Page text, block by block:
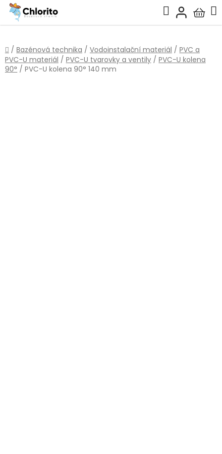
Přejít
obsah
Hledat
košík
Domů
/ Bazénová technika / Vodoinstalační materiál / PVC a
PVC-U materiál / PVC-U tvarovky a ventily / PVC-U kolena
90° / PVC-U kolena 90° 140 mm